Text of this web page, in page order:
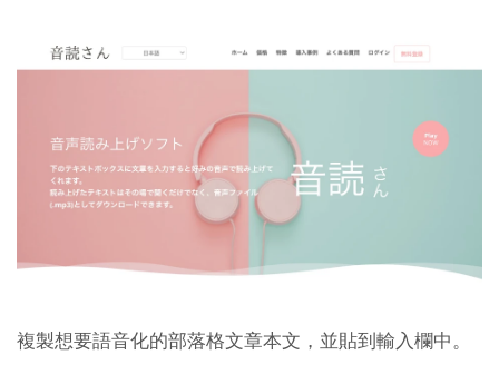
複製想要語音化的部落格文章本文，並貼到輸入欄中。